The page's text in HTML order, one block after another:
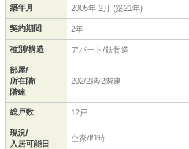
築年月 2005年 2月 (築21年)
契約期間 2年
種別/構造 アパート/鉄骨造
部屋/
所在階/
階建
202/2階/2階建
総戸数 12戸
現況/
入居可能日
空家/即時